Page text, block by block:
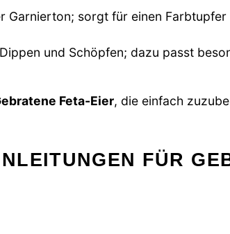
Garnierton; sorgt für einen
und Schöpfen; dazu passt
Feta-Eier, die einfach
FÜR